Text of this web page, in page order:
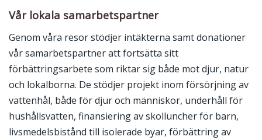
Vår lokala samarbetspartner
Genom våra resor stödjer intäkterna samt donationer
vår samarbetspartner att fortsätta sitt
förbättringsarbete som riktar sig både mot djur, natur
och lokalborna. De stödjer projekt inom försörjning av
vattenhål, både för djur och människor, underhåll för
hushållsvatten, finansiering av skolluncher för barn,
livsmedelsbistånd till isolerade byar, förbättring av